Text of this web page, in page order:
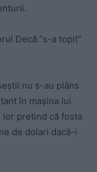
Decă “s-a topit”
nu s-au plâns
în maşina lui
lor pretind că fosta
de dolari dacă-i